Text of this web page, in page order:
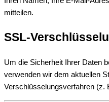
mitteilen.
SSL-
Um die Sicherheit Ihrer Daten
verwenden wir dem aktuellen
Verschlüsselungsverfahren (z.